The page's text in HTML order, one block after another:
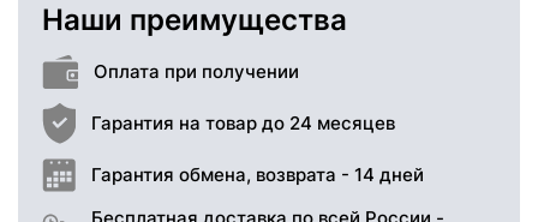
Наши преимущества
Оплата при получении
Гарантия на товар до 24 месяцев
Гарантия обмена, возврата - 14 дней